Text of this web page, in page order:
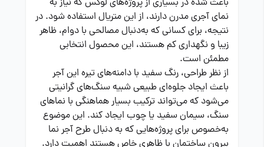
باعث شده در بسیاری از پروژه‌های لوکس که نیاز به
نمای آجری مدرن دارند، از این متریال استفاده شود. در
نتیجه، برای کسانی که به‌دنبال مصالحی با دوام، ظاهر
زیبا و نگهداری کم هستند، این محصول انتخابی
مطمئن است.
از نظر طراحی، رنگ سفید با دامنه‌های تیره این آجر
باعث ایجاد جلوه‌ای طبیعی شبیه سنگ‌های گرانیتی
می‌شود که می‌تواند ترکیب بسیار هماهنگی با نماهای
سنگ، سیمان سفید یا چوب ایجاد کند. این موضوع
به‌خصوص برای پروژه‌هایی که به دنبال طرح آجر نما
بیرون ساختمان با ظاهری خاص هستند اهمیت دارد.